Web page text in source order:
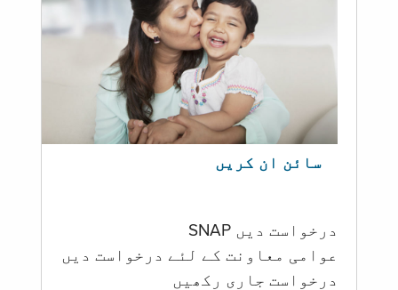
سائن ان کریں
درخواست دیں SNAP
عوامی معاونت کے لئے درخواست دیں
درخواست جاری رکھیں